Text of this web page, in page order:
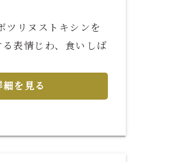
ツリヌストキシンを
表情じわ、食いしば
細を見る